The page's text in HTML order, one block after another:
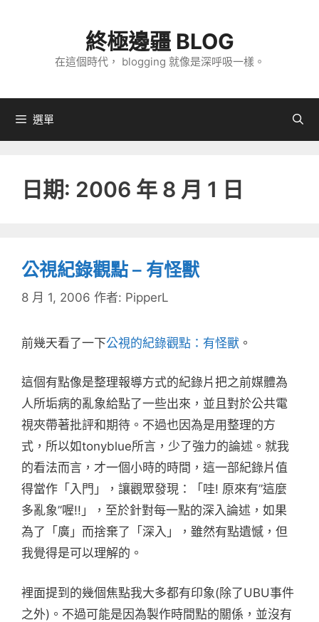
內
終極邊疆 BLOG
在這個時代， blogging 就像是深呼吸一樣。
選單
日期: 2006 年 8 月 1 日
公視紀錄觀點 – 有怪獸
8 月 1, 2006 作者: PipperL
前幾天看了一下公視的紀錄觀點：有怪獸 。
這個有點像是整理報導方式的紀錄片把之前媒體為
人所垢病的亂象給點了一些出來，並且對於公共電
視夾帶著批評和期待。不過也因為是用整理的方
式，所以如tonyblue所言，少了強力的論述。就我
的看法而言，才一個小時的時間，這一部紀錄片值
得當作「入門」，讓觀眾發現：「哇! 原來有”這麼
多亂象”喔!!」，至於針對每一點的深入論述，如果
為了「廣」而捨棄了「深入」，雖然有點遺憾，但
我覺得是可以理解的。
裡面提到的幾個焦點我大多都有印象(除了UBU事件
之外)。不過可能是因為製作時間點的關係，並沒有